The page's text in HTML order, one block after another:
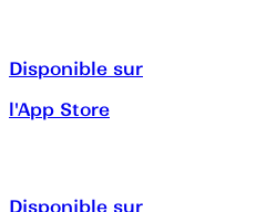
Disponible sur
l'App Store
Disponible sur